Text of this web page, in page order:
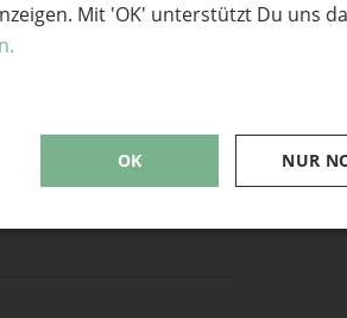
Mit 'OK' unterstützt Du uns
OK NUR